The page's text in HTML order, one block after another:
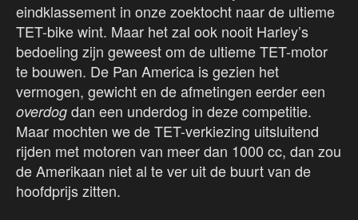
eindklassement in onze zoektocht naar de ultieme
TET-bike wint. Maar het zal ook nooit Harley’s
bedoeling zijn geweest om de ultieme TET-motor
te bouwen. De Pan America is gezien het
vermogen, gewicht en de afmetingen eerder een
overdog dan een underdog in deze competitie.
Maar mochten we de TET-verkiezing uitsluitend
rijden met motoren van meer dan 1000 cc, dan zou
de Amerikaan niet al te ver uit de buurt van de
hoofdprijs zitten.